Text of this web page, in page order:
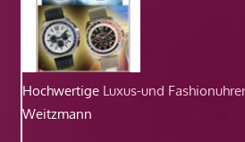
Hochwertige Luxus-und
Weitzmann